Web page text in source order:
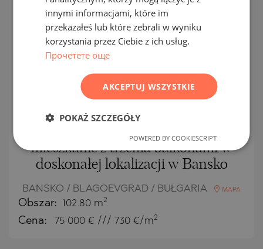
EKSKLUZYWNY
PRAWA
WTÓRNY
SPRZEDAŻ
mieszkanie z trzema balkonami w
doskonałej lokalizacji w Bansko
BANSKO / BLAGOEVGRAD / BUŁGARIA MAPA
Obszar: 102.80 m2
Cena: 75 000 € /// 730 €/m2
ROMANIAN
innymi informacjami, które im
przekazałeś lub które zebrali w wyniku
korzystania przez Ciebie z ich usług.
Прочетете още
AKCEPTUJ WSZYSTKIE
POKAŻ SZCZEGÓŁY
POWERED BY COOKIESCRIPT